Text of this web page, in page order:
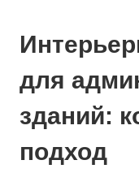
для
зданий:
подход